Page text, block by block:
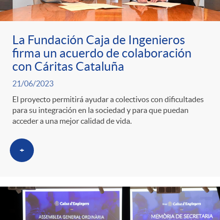
r
a
S
a
l
a
n
p
o
r
c
a
e
n
i
d
o
A
l
c
a
d
o
r
La Fundación Caja de Ingenieros
firma un acuerdo de colaboración
con Cáritas Cataluña
21/06/2023
El proyecto permitirá ayudar a colectivos con dificultades
para su integración en la sociedad y para que puedan
acceder a una mejor calidad de vida.
+